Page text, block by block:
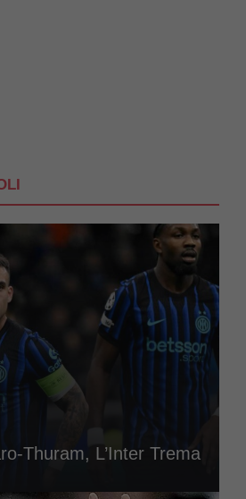
Thuram, L’Inter Trema